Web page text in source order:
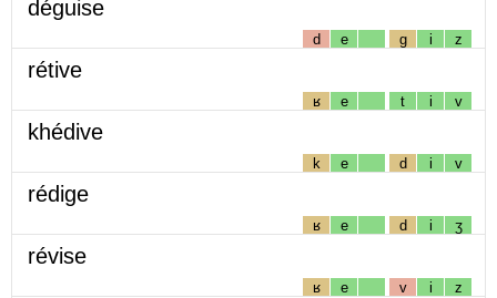
déguise
d e g i z
rétive
ʁ e t i v
khédive
k e d i v
rédige
ʁ e d i ʒ
révise
ʁ e v i z